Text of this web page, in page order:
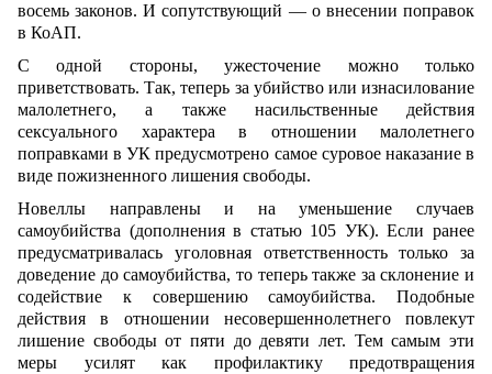
восемь законов. И сопутствующий — о внесении поправок
в КоАП.
С одной стороны, ужесточение можно только
приветствовать. Так, теперь за убийство или изнасилование
малолетнего, а также насильственные действия
сексуального характера в отношении малолетнего
поправками в УК предусмотрено самое суровое наказание в
виде пожизненного лишения свободы.
Новеллы направлены и на уменьшение случаев
самоубийства (дополнения в статью 105 УК). Если ранее
предусматривалась уголовная ответственность только за
доведение до самоубийства, то теперь также за склонение и
содействие к совершению самоубийства. Подобные
действия в отношении несовершеннолетнего повлекут
лишение свободы от пяти до девяти лет. Тем самым эти
меры усилят как профилактику предотвращения